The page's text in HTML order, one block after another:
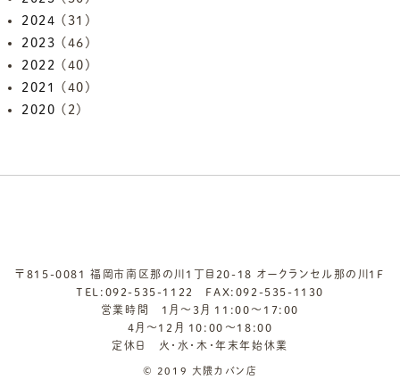
2024 (31)
2023 (46)
2022
(40)
2021
(40)
2020 (2)
〒815-0081 福岡市南区那の川1丁目20-18 オークランセル那の川1F
TEL: 092-535-1122
FAX:092-535-1130
営業時間 1月～3月 11:00～17:00
4月～12月 10:00～18:00
定休日 火・水・木・年末年始休業
© 2019 大隈カバン店